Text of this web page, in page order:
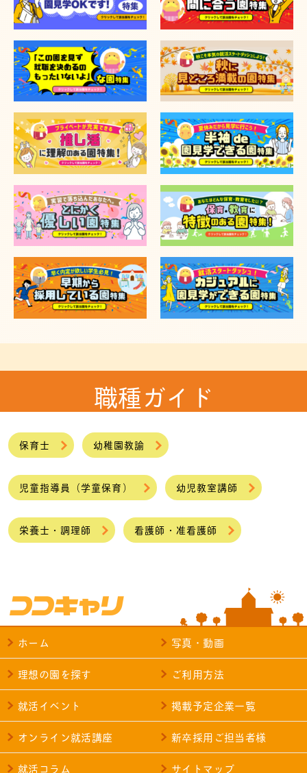
職種ガイド
保育士 幼稚園教諭
児童指導員（学童保育） 幼児教室講師
栄養士・調理師 看護師・准看護師
ホーム
理想の園を探す
就活イベント
オンライン就活講座
就活コラム
写真・動画
ご利用方法
掲載予定企業一覧
新卒採用ご担当者様
サイトマップ